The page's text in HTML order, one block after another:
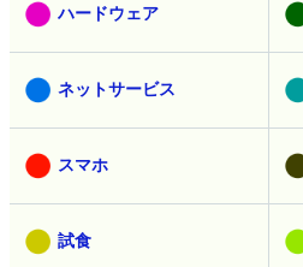
ハードウェア
ネットサービス
スマホ
試食